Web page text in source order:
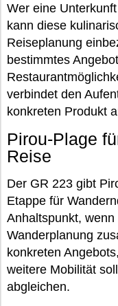
Wer eine
kann diese
Reiseplanung
bestimmtes
verbindet den
konkreten Produkt
Pirou-Plage
Reise
Der GR 223 gibt
Etappe für
Anhaltspunkt,
Wanderplanung
konkreten
weitere Mobilität
abgleichen.